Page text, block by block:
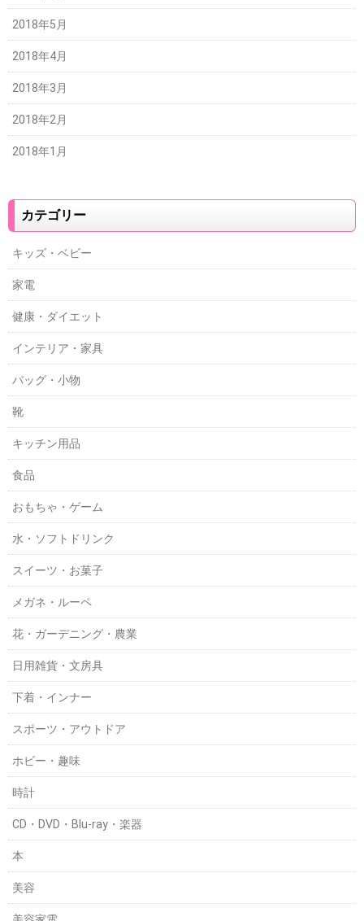
2018年5月
2018年4月
2018年3月
2018年2月
2018年1月
カテゴリー
キッズ・ベビー
家電
健康・ダイエット
インテリア・家具
バッグ・小物
靴
キッチン用品
食品
おもちゃ・ゲーム
水・ソフトドリンク
スイーツ・お菓子
メガネ・ルーペ
花・ガーデニング・農業
日用雑貨・文房具
下着・インナー
スポーツ・アウトドア
ホビー・趣味
時計
CD・DVD・Blu-ray・楽器
本
美容